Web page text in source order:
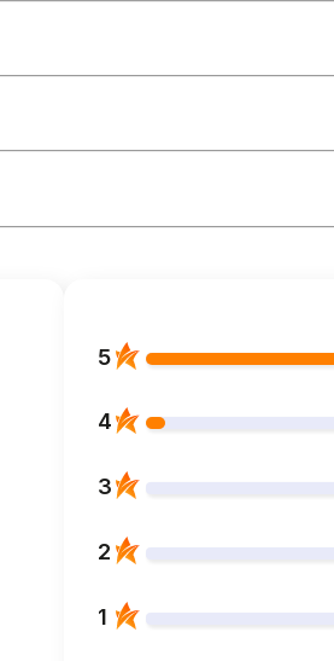
5
4
3
2
1